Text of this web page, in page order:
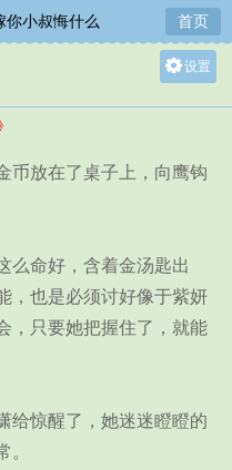
你小叔悔什么 首页
设置
中
放在了桌子上，向鹰钩
命好，含着金汤匙出
，也是必须讨好像于紫妍
，只要她把握住了，就能
惊醒了，她迷迷瞪瞪的
。